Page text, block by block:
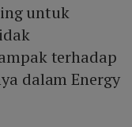
untuk
terhadap
dalam Energy